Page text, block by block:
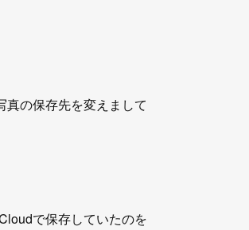
真の保存先を変えまして
で保存していたのを